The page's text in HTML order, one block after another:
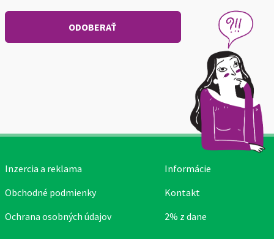
Inzercia a reklama
Obchodné podmienky
Ochrana osobných údajov
Informácie
Kontakt
2% z dane